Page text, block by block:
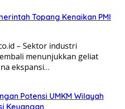
Topang Kenaikan PMI
– Sektor industri
menunjukkan geliat
ekspansi…
Potensi UMKM Wilayah
Keuangan